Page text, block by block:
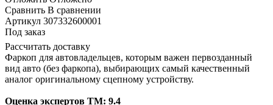
Сравнить В сравнении
Артикул 307332600001
Под заказ
Рассчитать доставку
Фаркоп для автовладельцев, которым важен первозданный
вид авто (без фаркопа), выбирающих самый качественный
аналог оригинальному сцепному устройству.
Оценка экспертов ТМ: 9.4